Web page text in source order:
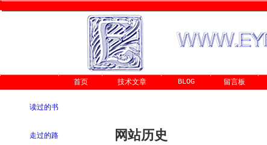
首页 技术文章 BLOG 留言板
读过的书
走过的路 网站历史